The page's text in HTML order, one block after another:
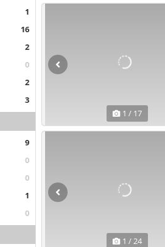
1
16
2
0
2
3
9
0
0
1
0
1 / 17
1 / 24